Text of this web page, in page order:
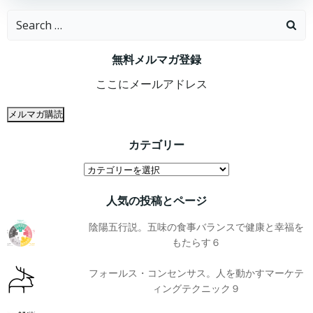
Search
無料メルマガ登録
カテゴリー
カ
リ
人気の投稿とページ
陰陽五行説。五味の食事バランスで健康と幸福を
もたらす６
フォールス・コンセンサス。人を動かすマーケテ
ィングテクニック９